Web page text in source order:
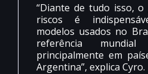
“Diante de tudo isso, o
riscos é
modelos usados no
referência
principalmente em
Argentina”, explica Cyro.